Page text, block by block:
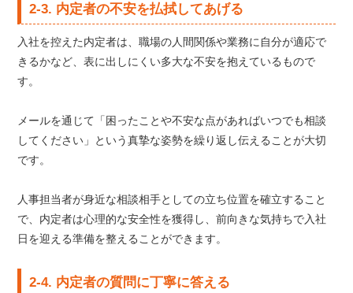
2-3. 内定者の不安を払拭してあげる
入社を控えた内定者は、職場の人間関係や業務に自分が適応で
きるかなど、表に出しにくい多大な不安を抱えているもので
す。
メールを通じて「困ったことや不安な点があればいつでも相談
してください」という真摯な姿勢を繰り返し伝えることが大切
です。
人事担当者が身近な相談相手としての立ち位置を確立すること
で、内定者は心理的な安全性を獲得し、前向きな気持ちで入社
日を迎える準備を整えることができます。
2-4. 内定者の質問に丁寧に答える